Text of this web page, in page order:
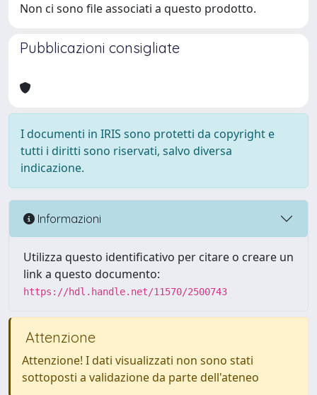
Non ci sono file associati a questo prodotto.
Pubblicazioni consigliate
I documenti in IRIS sono protetti da copyright e
tutti i diritti sono riservati, salvo diversa
indicazione.
Informazioni
Utilizza questo identificativo per citare o creare un
link a questo documento:
https://hdl.handle.net/11570/2500743
Attenzione
Attenzione! I dati visualizzati non sono stati
sottoposti a validazione da parte dell'ateneo